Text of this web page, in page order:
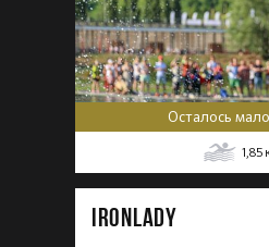
Осталось
1,85
IRONLADY